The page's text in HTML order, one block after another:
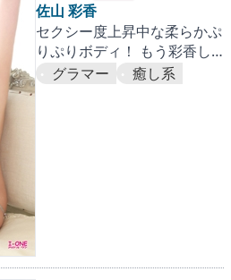
佐山 彩香
セクシー度上昇中な柔らかぷ
りぷりボディ！ もう彩香し
か愛せない！！
グラマー 癒し系